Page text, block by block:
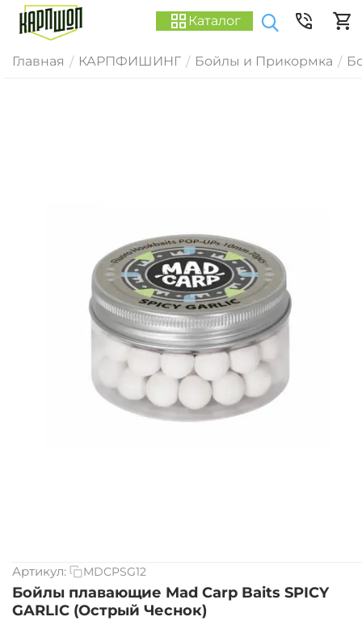
Каталог
Главная / КАРПФИШИНГ / Бойлы и Прикормка /
Артикул: MDCPSG12
Бойлы плавающие Mad Carp Baits SPICY
GARLIC (Острый Чеснок)